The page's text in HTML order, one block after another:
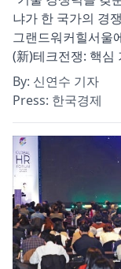
냐가 한 국가의 경
그랜드워커힐서울
(新)테크전쟁: 핵심
By: 신연수 기자
Press: 한국경제